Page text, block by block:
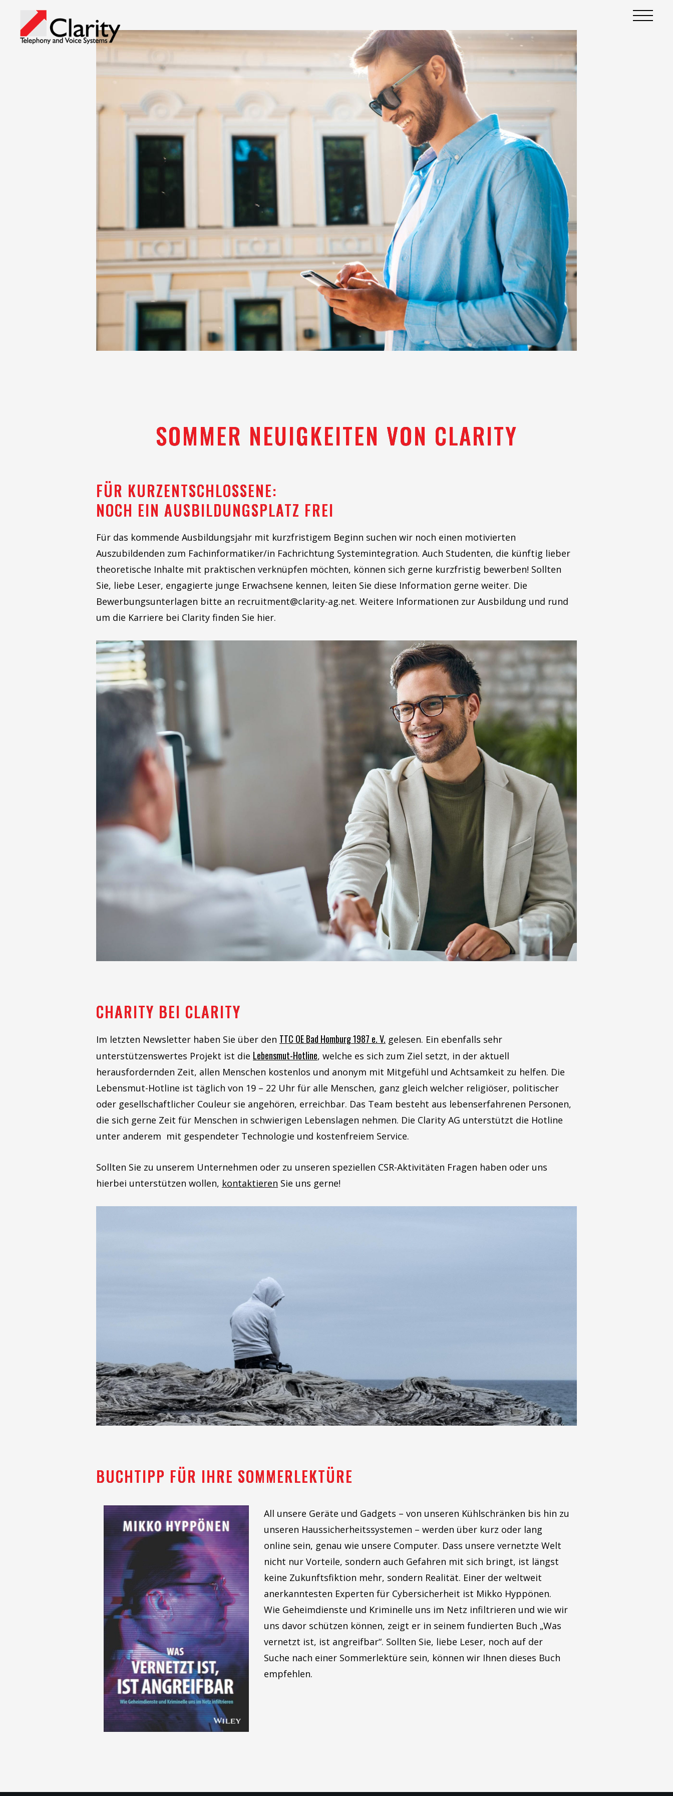
SOMMER NEUIGKEITEN VON CLARITY
FÜR KURZENTSCHLOSSENE:
NOCH EIN AUSBILDUNGSPLATZ FREI
Für das kommende Ausbildungsjahr mit kurzfristigem Beginn suchen wir noch einen motivierten
Auszubildenden zum Fachinformatiker/in Fachrichtung Systemintegration. Auch Studenten, die künftig lieber
theoretische Inhalte mit praktischen verknüpfen möchten, können sich gerne kurzfristig bewerben! Sollten
Sie, liebe Leser, engagierte junge Erwachsene kennen, leiten Sie diese Information gerne weiter. Die
Bewerbungsunterlagen bitte an recruitment@clarity-ag.net. Weitere Informationen zur Ausbildung und rund
um die Karriere bei Clarity finden Sie hier.
CHARITY BEI CLARITY
Im letzten Newsletter haben Sie über den TTC OE Bad Homburg 1987 e. V. gelesen. Ein ebenfalls sehr
unterstützenswertes Projekt ist die Lebensmut-Hotline, welche es sich zum Ziel setzt, in der aktuell
herausfordernden Zeit, allen Menschen kostenlos und anonym mit Mitgefühl und Achtsamkeit zu helfen. Die
Lebensmut-Hotline ist täglich von 19 – 22 Uhr für alle Menschen, ganz gleich welcher religiöser, politischer
oder gesellschaftlicher Couleur sie angehören, erreichbar. Das Team besteht aus lebenserfahrenen Personen,
die sich gerne Zeit für Menschen in schwierigen Lebenslagen nehmen. Die Clarity AG unterstützt die Hotline
unter anderem mit gespendeter Technologie und kostenfreiem Service.
Sollten Sie zu unserem Unternehmen oder zu unseren speziellen CSR-Aktivitäten Fragen haben oder uns
hierbei unterstützen wollen, kontaktieren Sie uns gerne!
BUCHTIPP FÜR IHRE SOMMERLEKTÜRE
All unsere Geräte und Gadgets – von unseren Kühlschränken bis hin zu
unseren Haussicherheitssystemen – werden über kurz oder lang
online sein, genau wie unsere Computer. Dass unsere vernetzte Welt
nicht nur Vorteile, sondern auch Gefahren mit sich bringt, ist längst
keine Zukunftsfiktion mehr, sondern Realität. Einer der weltweit
anerkanntesten Experten für Cybersicherheit ist Mikko Hyppönen.
Wie Geheimdienste und Kriminelle uns im Netz infiltrieren und wie wir
uns davor schützen können, zeigt er in seinem fundierten Buch „Was
vernetzt ist, ist angreifbar“. Sollten Sie, liebe Leser, noch auf der
Suche nach einer Sommerlektüre sein, können wir Ihnen dieses Buch
empfehlen.